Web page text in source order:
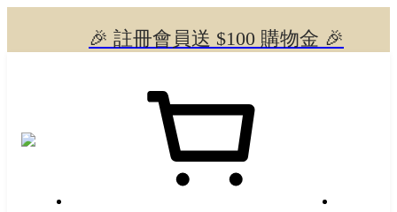
🎉 註冊會員送 $100 購物金 🎉